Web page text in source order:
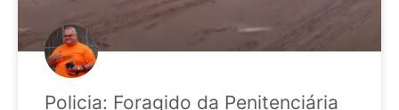
Policia: Foragido da Penitenciária